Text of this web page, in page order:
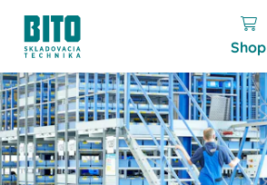
Shop